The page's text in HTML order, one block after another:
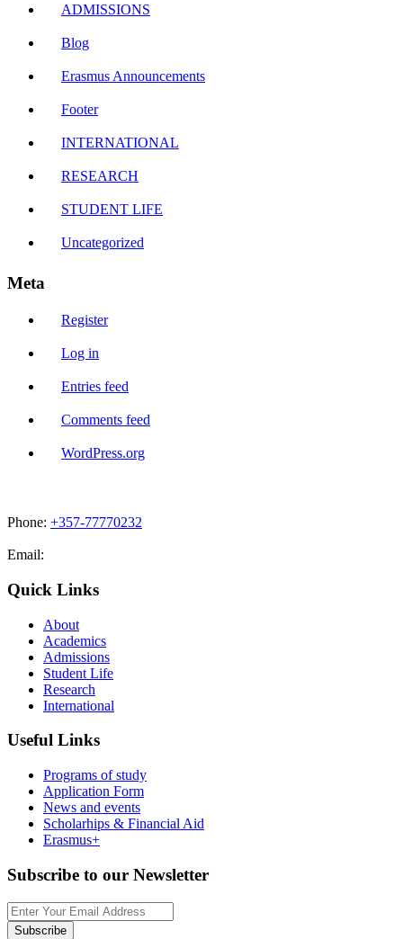
ADMISSIONS
Blog
Erasmus Announcements
Footer
INTERNATIONAL
RESEARCH
STUDENT LIFE
Uncategorized
Meta
Register
Log in
Entries feed
Comments feed
WordPress.org
Phone: +357-77770232
Email:
Quick Links
About
Academics
Admissions
Student Life
Research
International
Useful Links
Programs of study
Application Form
News and events
Scholarhips & Financial Aid
Erasmus+
Subscribe to our Newsletter